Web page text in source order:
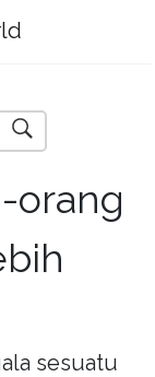
orang
sesuatu